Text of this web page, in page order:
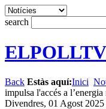
search
ELPOLLTV
Back Estàs aquí:Inici
impulsa l'accés a
Divendres, 01 Agost